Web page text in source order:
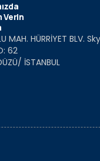
Verin
MAH. HÜRRİYET BLV.
62
İSTANBUL